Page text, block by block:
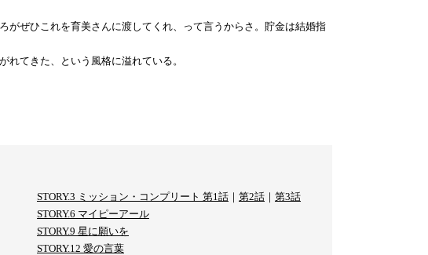
がぜひこれを育美さんに渡してくれ、って言うからさ。貯金は結婚指
てきた、という風格に溢れている。
STORY.3 ミッション・コンプリート 第1話 ｜ 第2話 ｜ 第3話
STORY.6 マイピーアール
STORY.9 星に願いを
STORY.12 愛の言葉